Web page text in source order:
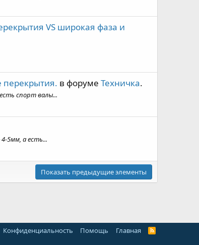
VS широкая фаза и
перекрытия. в форуме Техничка.
спорт валы...
5мм, а есть...
Показать предыдущие элементы
Конфиденциальность Помощь Главная